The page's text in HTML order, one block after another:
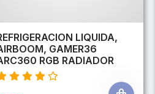
LIQUIDA,
GAMER36
RGB RADIADOR